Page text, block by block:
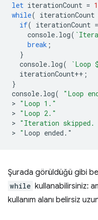
let iterationCount = 1
while( iterationCount
if( iterationCount
console. log(
break ;
}
console. log( `Loop
iterationCount++ ;
}
console. log( "Loop
> "Loop 1."
> "Loop 2."
> "Iteration skipped.
> " Loop ended . "
Şurada görüldüğü gibi
while kullanabilirsiniz:
kullanım alanı belirsiz